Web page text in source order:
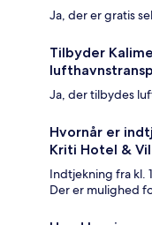
Ja, der er gratis
Tilbyder
Ja, der tilbydes
Hvornår er
Kriti Hotel &
Indtjekning fra kl.
Der er mulighed